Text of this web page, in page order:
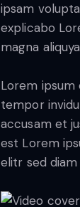
ipsam
explicabo
magna
Lorem
tempor
accusam et
est Lorem
elitr sed